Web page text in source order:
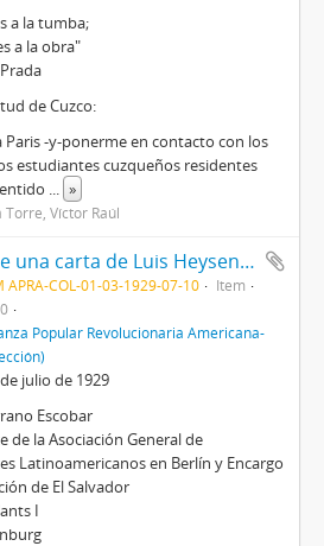
a la tumba;
a la obra"
de Cuzco:
Paris -y-ponerme en contacto con los
estudiantes cuzqueños residentes
... »
Torre, Víctor Raúl
Copia de una carta de Luis Heysen a Héctor Serrano Escobar
APRA-COL-01-03-1929-07-10
Item
Popular Revolucionaria Americana-
julio de 1929
Escobar
de la Asociación General de
Latinoamericanos en Berlín y Encargo
de El Salvador
I